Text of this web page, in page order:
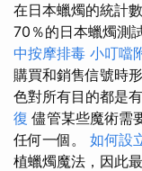
在日本蠟燭的統計
70％的日本蠟燭測
中按摩排毒 小叮噹
購買和銷售信號時
色對所有目的都是
復 儘管某些魔術需
任何一個。 如何設
植蠟燭魔法，因此